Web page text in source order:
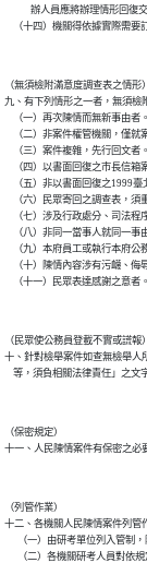
辦人員應將辦理情形
（無須檢附滿意度調查表之情形）
九、有下列情形之一者，無須檢
    （一）再次陳情而無新事由者。
（二）非案件權管機關，僅
    （三）案件複雜，先行回文者。
（四）以書面回復之市長信箱
（五）非以書面回復之1999
（六）民眾寄回之調查表，
（七）涉及行政處分、司法
（八）非同一當事人就同一事
（九）本府員工或執行本府
（十）陳情內容涉有污衊、
（民眾使公務員登載不實或謊報）
十、針對檢舉案件如查無檢舉人
（保密規定）
（列管作業）
十二、各機關人民陳情案件列管
（一）由研考單位列入管
（二）各機關研考人員對